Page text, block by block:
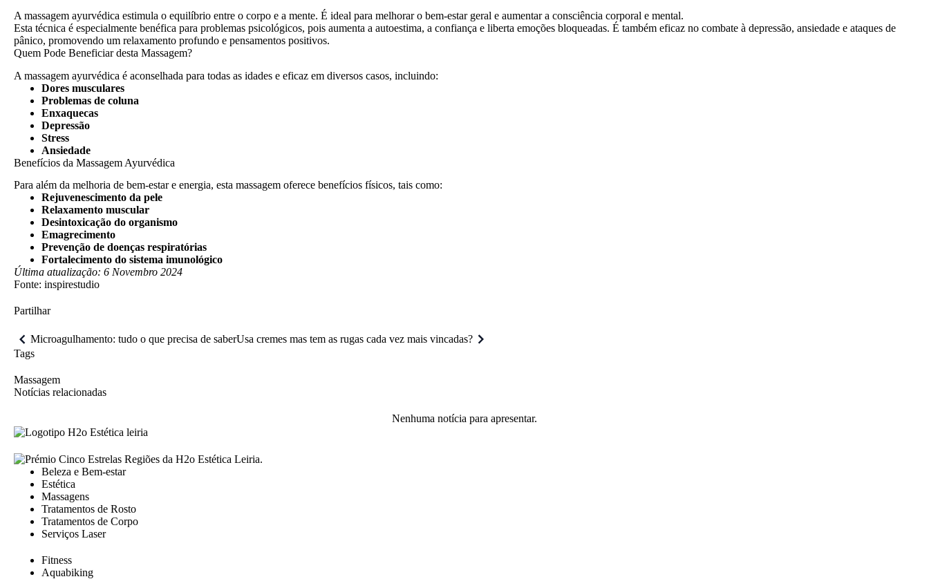
A massagem ayurvédica estimula o equilíbrio entre o corpo e a mente. É ideal para melhorar o bem-estar geral e aumentar a consciência corporal e mental.
Esta técnica é especialmente benéfica para problemas psicológicos, pois aumenta a autoestima, a confiança e liberta emoções bloqueadas. É também eficaz no combate à depressão, ansiedade e ataques de
pânico, promovendo um relaxamento profundo e pensamentos positivos.
Quem Pode Beneficiar desta Massagem?
A massagem ayurvédica é aconselhada para todas as idades e eficaz em diversos casos, incluindo:
Dores musculares
Problemas de coluna
Enxaquecas
Depressão
Stress
Ansiedade
Benefícios da Massagem Ayurvédica
Para além da melhoria de bem-estar e energia, esta massagem oferece benefícios físicos, tais como:
Rejuvenescimento da pele
Relaxamento muscular
Desintoxicação do organismo
Emagrecimento
Prevenção de doenças respiratórias
Fortalecimento do sistema imunológico
Última atualização: 6 Novembro 2024
Fonte: inspirestudio
Partilhar
Navegação
de
artigos
Microagulhamento: tudo o que precisa de saberUsa cremes mas tem as rugas cada vez mais vincadas?
Tags
Massagem
Notícias relacionadas
Nenhuma notícia para apresentar.
Beleza e Bem-estar
Estética
Massagens
Tratamentos de Rosto
Tratamentos de Corpo
Serviços Laser
Fitness
Aquabiking